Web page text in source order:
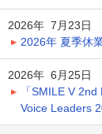
2026年 7月23日
2026年 夏季休
2026年 6月25日
「SMILE V
Voice Leaders